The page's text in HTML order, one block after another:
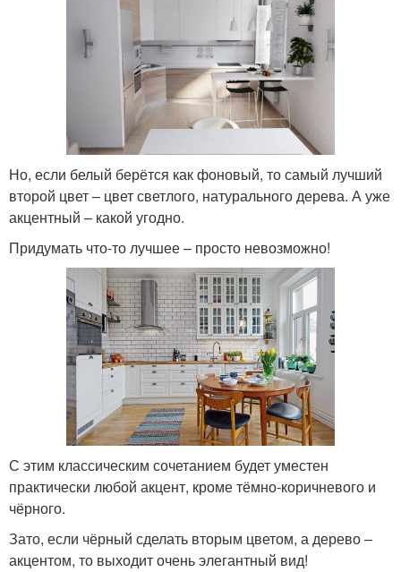
Но, если белый берётся как фоновый, то самый лучший
второй цвет – цвет светлого, натурального дерева. А уже
акцентный – какой угодно.
Придумать что-то лучшее – просто невозможно!
С этим классическим сочетанием будет уместен
практически любой акцент, кроме тёмно-коричневого и
чёрного.
Зато, если чёрный сделать вторым цветом, а дерево –
акцентом, то выходит очень элегантный вид!